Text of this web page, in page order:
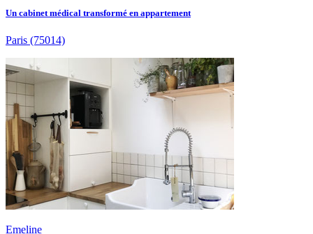
Un cabinet médical transformé en appartement
Paris (75014)
Emeline